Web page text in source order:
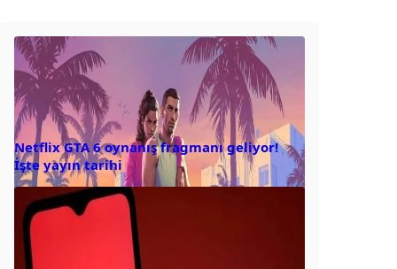
Netflix GTA 6 oynanış fragmanı geliyor!
İşte yayın tarihi